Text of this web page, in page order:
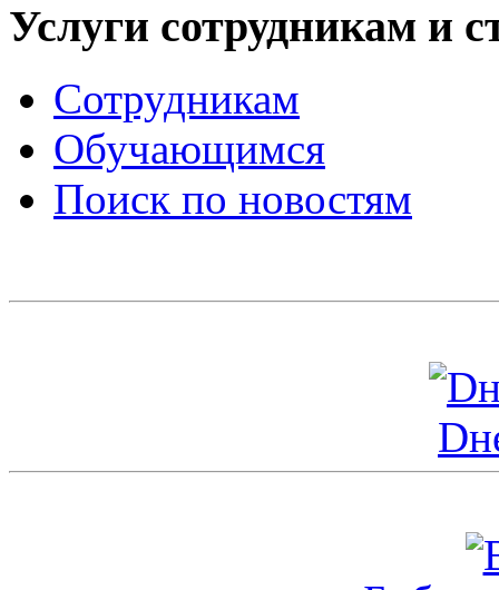
Услуги сотрудникам и
Сотрудникам
Обучающимся
Поиск по новостям